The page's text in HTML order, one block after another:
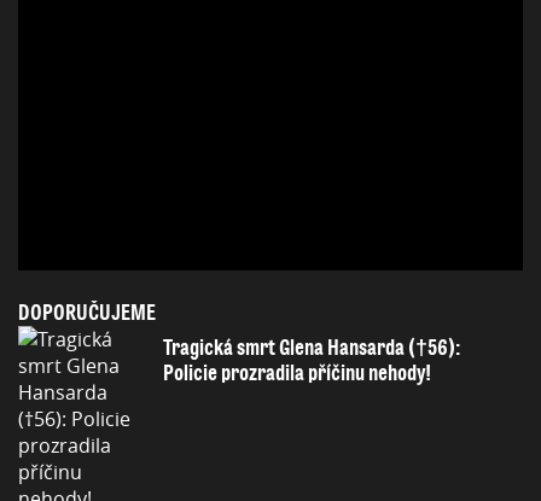
DOPORUČUJEME
Tragická smrt Glena Hansarda (†56):
Policie prozradila příčinu nehody!